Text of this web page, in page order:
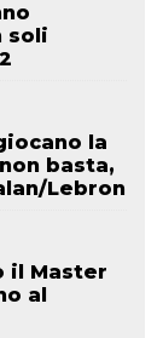
soli
la
basta,
Lebron
il Master
al